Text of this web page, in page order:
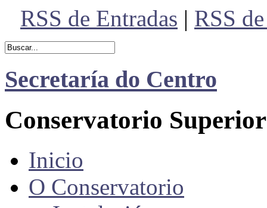
RSS de Entradas | RSS
Secretaría do Centro
Conservatorio
Inicio
O Conservatorio